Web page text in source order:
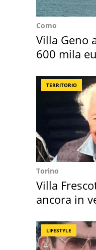
Como
Villa Geno
600 mila
TERRITORIO
Torino
Villa
ancora in
LIFESTYLE